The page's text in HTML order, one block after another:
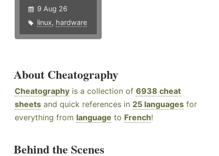
9 Aug 26
linux, hardware
About Cheatography
Cheatography is a collection of 6938 cheat
sheets and quick references in 25 languages for
everything from language to French!
Behind the Scenes